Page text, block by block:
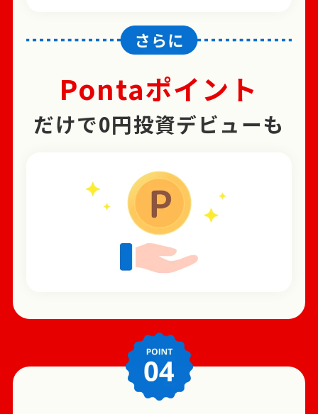
Pontaポイント
だけで0円投資デビューも